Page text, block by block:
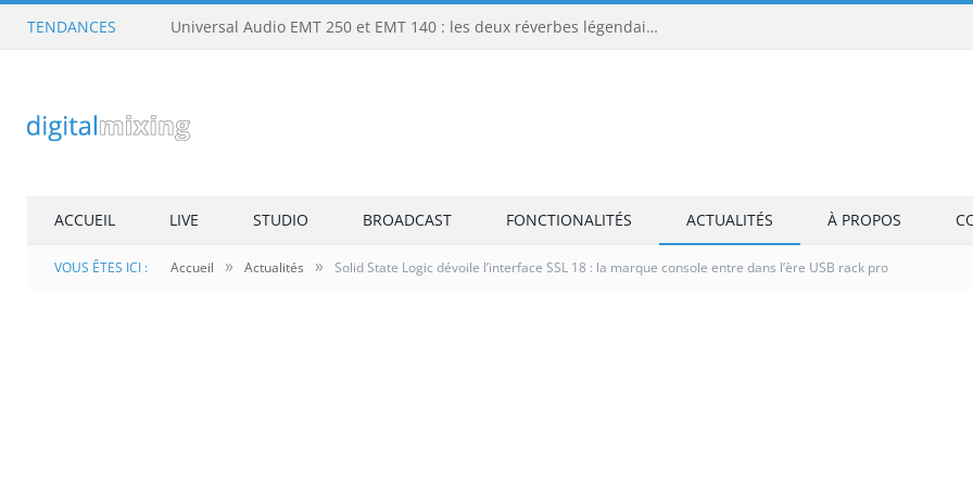
TENDANCES Universal Audio EMT 250 et EMT 140 : les deux réverbes légendaires tournent enfin sans matériel UAD
ACCUEIL LIVE STUDIO BROADCAST FONCTIONALITÉS ACTUALITÉS À PROPOS
VOUS ÊTES ICI : Accueil » Actualités » Solid State Logic dévoile l’interface SSL 18 : la marque console entre dans l’ère USB rack pro